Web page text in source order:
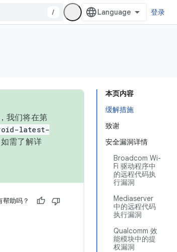
/ 登录
本页内容
缓解措施
致谢
安全漏洞详情
Broadcom Wi-
Fi 驱动程序中
的远程代码执
行漏洞
Mediaserver
中的远程代码
执行漏洞
Qualcomm 效
能模块中的提
权漏洞
我们将在第
latest-
需了解详
帮助吗？